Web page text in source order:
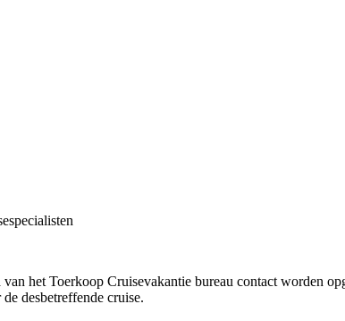
het Toerkoop Cruisevakantie bureau contact worden
desbetreffende cruise.